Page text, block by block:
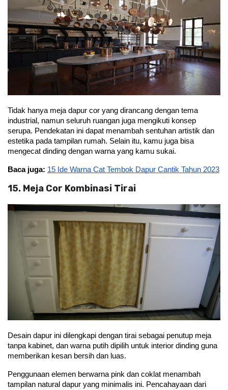
Tidak hanya meja dapur cor yang dirancang dengan tema
industrial, namun seluruh ruangan juga mengikuti konsep
serupa. Pendekatan ini dapat menambah sentuhan artistik dan
estetika pada tampilan rumah. Selain itu, kamu juga bisa
mengecat dinding dengan warna yang kamu sukai.
Baca juga: 15 Ide Warna Cat Tembok Dapur Cantik Tahun 2023
15. Meja Cor Kombinasi Tirai
Desain dapur ini dilengkapi dengan tirai sebagai penutup meja
tanpa kabinet, dan warna putih dipilih untuk interior dinding guna
memberikan kesan bersih dan luas.
Penggunaan elemen berwarna pink dan coklat menambah
tampilan natural dapur yang minimalis ini. Pencahayaan dari